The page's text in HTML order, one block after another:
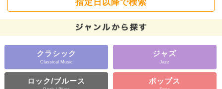
クラシック
Classical Music
ジャズ
Jazz
ロック/ブルース ポップス